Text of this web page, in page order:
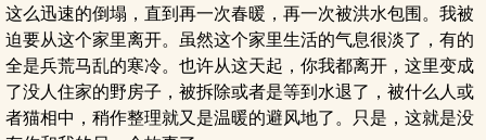
这么迅速的倒塌，直到再一次春暖，再一次被洪水包围。我被
迫要从这个家里离开。虽然这个家里生活的气息很淡了，有的
全是兵荒马乱的寒冷。也许从这天起，你我都离开，这里变成
了没人住家的野房子，被拆除或者是等到水退了，被什么人或
者猫相中，稍作整理就又是温暖的避风地了。只是，这就是没